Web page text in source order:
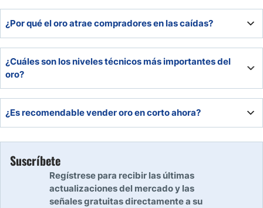
¿Por qué el oro atrae compradores en las caídas?
expectativas de recortes de tasas en 2026.
¿Cuáles son los niveles técnicos más importantes del
oro?
se sitúa cerca de la EMA 50 en $4.200.
¿Es recomendable vender oro en corto ahora?
No, el sesgo a largo plazo sigue siendo alcista y las caídas
se consideran oportunidades de compra.
Suscríbete
Regístrese para recibir las últimas
actualizaciones del mercado y las
señales gratuitas directamente a su